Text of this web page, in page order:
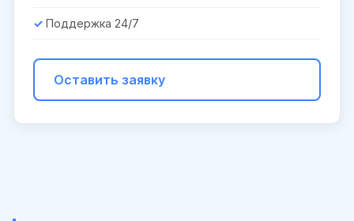
Поддержка 24/7
Оставить заявку